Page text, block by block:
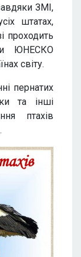
ЗМІ,
штатах,
проходить
ЮНЕСКО
світу.
пернатих
та інші
птахів